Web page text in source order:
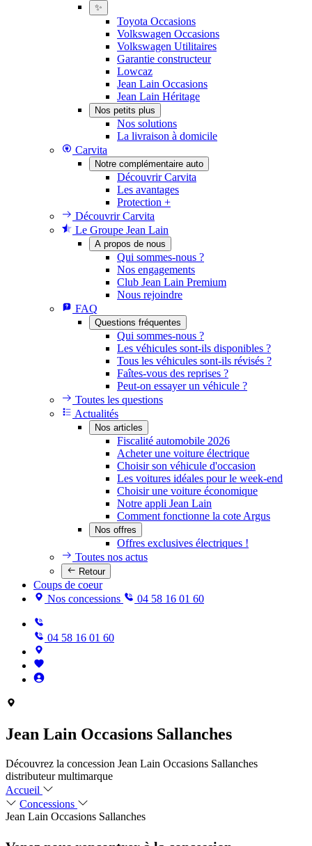
✨
Toyota Occasions
Volkswagen Occasions
Volkswagen Utilitaires
Garantie constructeur
Lowcaz
Jean Lain Occasions
Jean Lain Héritage
Nos petits plus
Nos solutions
La livraison à domicile
Carvita
Notre complémentaire auto
Découvrir Carvita
Les avantages
Protection +
Découvrir Carvita
Le Groupe Jean Lain
A propos de nous
Qui sommes-nous ?
Nos engagements
Club Jean Lain Premium
Nous rejoindre
FAQ
Questions fréquentes
Qui sommes-nous ?
Les véhicules sont-ils disponibles ?
Tous les véhicules sont-ils révisés ?
Faîtes-vous des reprises ?
Peut-on essayer un véhicule ?
Toutes les questions
Actualités
Nos articles
Fiscalité automobile 2026
Acheter une voiture électrique
Choisir son véhicule d'occasion
Les voitures idéales pour le week-end
Choisir une voiture économique
Notre appli Jean Lain
Comment fonctionne la cote Argus
Nos offres
Offres exclusives électriques !
Toutes nos actus
Retour
Coups de coeur
Nos concessions
04 58 16 01 60
04 58 16 01 60
Jean Lain Occasions Sallanches
Découvrez la concession Jean Lain Occasions Sallanches
distributeur multimarque
Accueil
Concessions
Jean Lain Occasions Sallanches